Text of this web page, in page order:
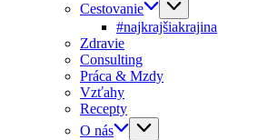
Cestovanie
#najkrajšiakrajina
Zdravie
Consulting
Práca & Mzdy
Vzťahy
Recepty
O nás